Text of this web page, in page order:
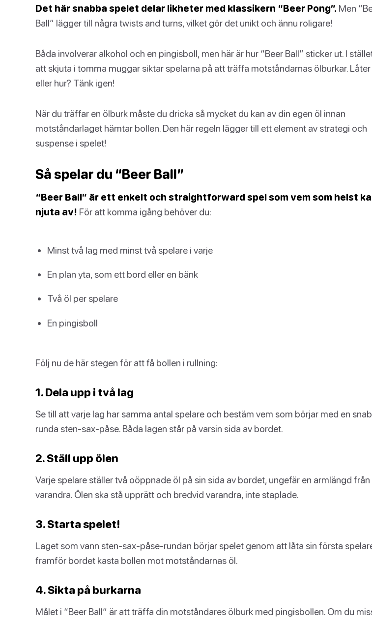
Det här snabba spelet delar likheter med klassikern “Beer Pong”. Men
Ball” lägger till några twists and turns, vilket gör det unikt och ännu roligare!
Båda involverar alkohol och en pingisboll, men här är hur “Beer Ball” sticker ut. I
att skjuta i tomma muggar siktar spelarna på att träffa motståndarnas ölburkar. Låter
eller hur? Tänk igen!
När du träffar en ölburk måste du dricka så mycket du kan av din egen öl innan
motståndarlaget hämtar bollen. Den här regeln lägger till ett element av strategi och
suspense i spelet!
Så spelar du “Beer Ball”
“Beer Ball” är ett enkelt och straightforward spel som vem som helst
njuta av! För att komma igång behöver du:
Minst två lag med minst två spelare i varje
En plan yta, som ett bord eller en bänk
Två öl per spelare
En pingisboll
Följ nu de här stegen för att få bollen i rullning:
1. Dela upp i två lag
Se till att varje lag har samma antal spelare och bestäm vem som börjar med en
runda sten-sax-påse. Båda lagen står på varsin sida av bordet.
2. Ställ upp ölen
Varje spelare ställer två oöppnade öl på sin sida av bordet, ungefär en armlängd från
varandra. Ölen ska stå upprätt och bredvid varandra, inte staplade.
3. Starta spelet!
Laget som vann sten-sax-påse-rundan börjar spelet genom att låta sin första
framför bordet kasta bollen mot motståndarnas öl.
4. Sikta på burkarna
Målet i “Beer Ball” är att träffa din motståndares ölburk med pingisbollen. Om du